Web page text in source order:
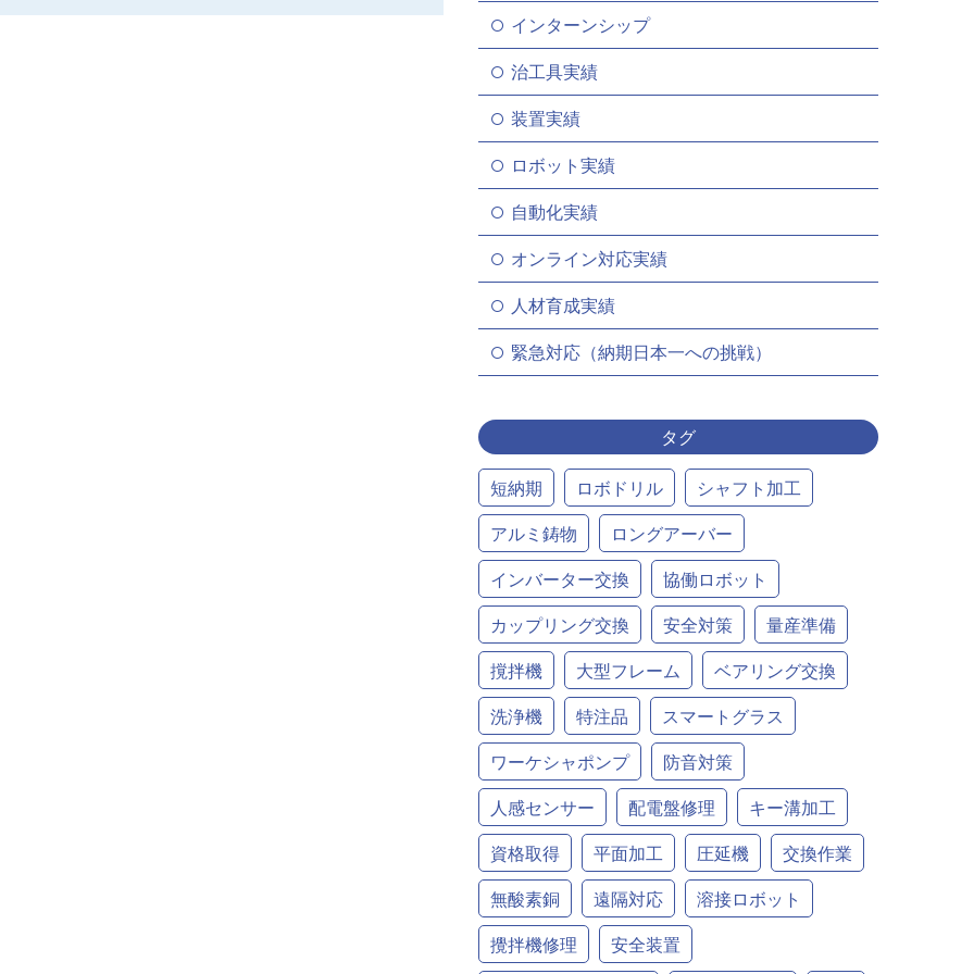
インターンシップ
治工具実績
装置実績
ロボット実績
自動化実績
オンライン対応実績
人材育成実績
緊急対応（納期日本一への挑戦）
タグ
短納期 ロボドリル
シャフト加工
アルミ鋳物
ロングアーバー
インバーター交換
協働ロボット
カップリング交換
安全対策
量産準備
撹拌機
大型フレーム
ベアリング交換
洗浄機
特注品
スマートグラス
ワーケシャポンプ
防音対策
人感センサー
配電盤修理
キー溝加工
資格取得
平面加工 圧延機
交換作業
無酸素銅
遠隔対応
溶接ロボット
攪拌機修理
安全装置